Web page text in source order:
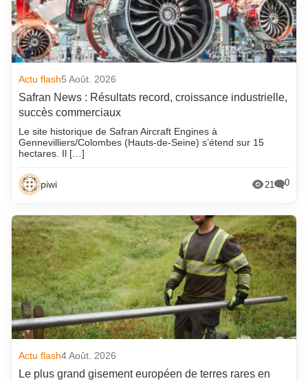
Actu flash5 Août. 2026
Safran News : Résultats record, croissance industrielle,
succès commerciaux
Le site historique de Safran Aircraft Engines à
Gennevilliers/Colombes (Hauts-de-Seine) s’étend sur 15
hectares. Il […]
piwi 21 0
Actu flash4 Août. 2026
Le plus grand gisement européen de terres rares en